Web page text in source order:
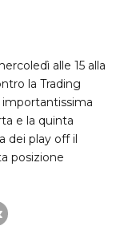
alle 15 alla
la Trading
e la quinta
dei play off il
posizione